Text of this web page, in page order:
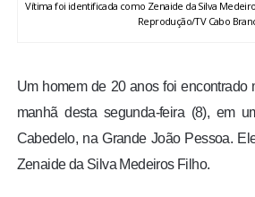
Vítima foi identificada como Zenaide da Silva
Reprodução/TV Cabo
Um homem de 20 anos foi encontrado
manhã desta segunda-feira (8), em
Cabedelo, na Grande João Pessoa.
Zenaide da Silva Medeiros Filho.